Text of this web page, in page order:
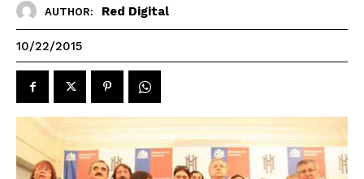
AUTHOR: Red Digital
10/22/2015